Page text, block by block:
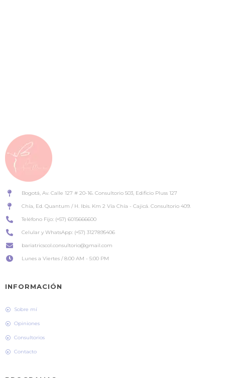
Bogotá, Av. Calle 127 # 20-16. Consultorio 503, Edificio Pluss 127
Chía, Ed. Quantum / H. Ibis. Km 2 Vía Chía - Cajicá. Consultorio 409.
Teléfono Fijo: (+57) 6015666600
Celular y WhatsApp: (+57) 3127895406
bariatricscol.consultorio@gmail.com
Lunes a Viertes / 8:00 AM - 5:00 PM
INFORMACIÓN
Sobre mí
Opiniones
Consultorios
Contacto